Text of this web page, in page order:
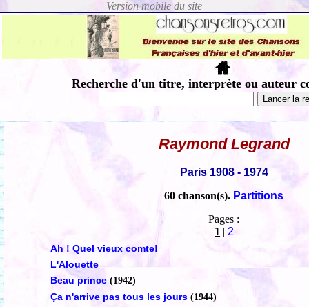
Recherche d'un titre, interprète ou auteur
Raymond Legrand
Paris 1908 - 1974
60 chanson(s). Partitions
Pages :
1 | 2
Ah ! Quel vieux comte!
L'Alouette
Beau prince (1942)
Ça n'arrive pas tous les jours (1944)